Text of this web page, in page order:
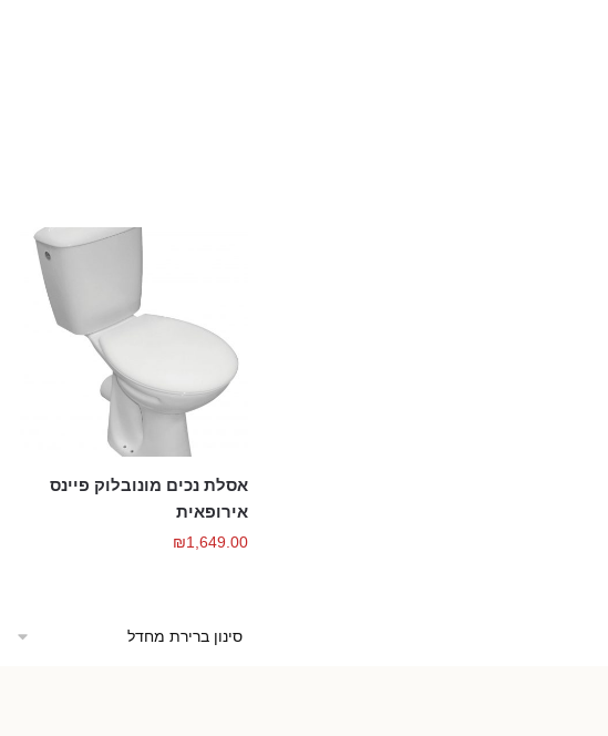
אסלת נכים מונובלוק פיינס
אירופאית
₪1,649.00